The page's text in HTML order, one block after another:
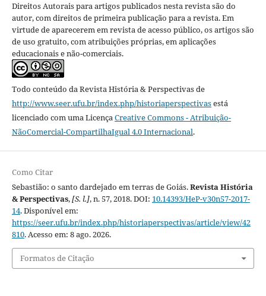
Direitos Autorais para artigos publicados nesta revista são do
autor, com direitos de primeira publicação para a revista. Em
virtude de aparecerem em revista de acesso público, os artigos são
de uso gratuito, com atribuições próprias, em aplicações
educacionais e não-comerciais.
Todo conteúdo da Revista História & Perspectivasde
http://www.seer.ufu.br/index.php/historiaperspectivasestá
licenciado com uma LicençaCreative Commons - Atribuição-
NãoComercial-CompartilhaIgual 4.0 Internacional.
Como Citar
Sebastião: o santo dardejado em terras de Goiás.Revista História
& Perspectivas,[S. l.], n. 57, 2018. DOI: 10.14393/HeP-v30n57-2017-
14. Disponível em:
https://seer.ufu.br/index.php/historiaperspectivas/article/view/42
810. Acesso em: 8 ago. 2026.
Formatos de Citação